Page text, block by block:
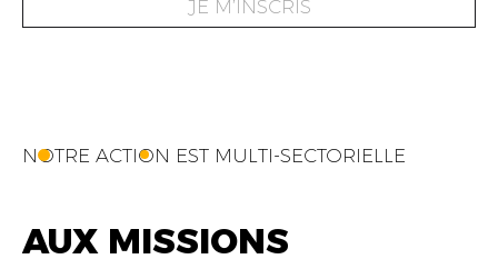
JE M’INSCRIS
NOTRE ACTION EST MULTI-SECTORIELLE
AUX MISSIONS